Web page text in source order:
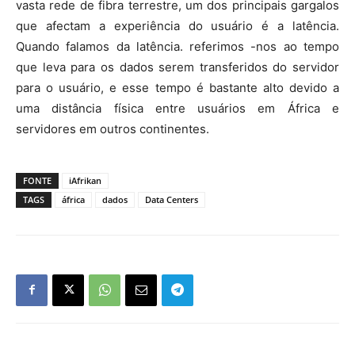
vasta rede de fibra terrestre, um dos principais gargalos
que afectam a experiência do usuário é a latência.
Quando falamos da latência. referimos -nos ao tempo
que leva para os dados serem transferidos do servidor
para o usuário, e esse tempo é bastante alto devido a
uma distância física entre usuários em África e
servidores em outros continentes.
FONTE
iAfrikan
TAGS
áfrica dados Data Centers